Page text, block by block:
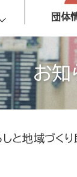
団体
お知
しと地域づく